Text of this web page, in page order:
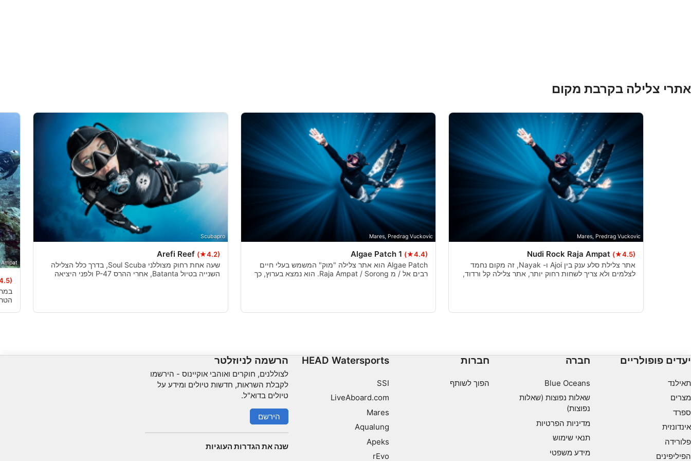
אתרי צלילה בקרבת מקום
Mares, Predrag Vuckovic
Nudi Rock Raja Ampat (★4.5)
אתר צלילת סלע ענק בין Ajoi ו- Nayak, זה מקום נחמד
לצלמים ולא צריך לשחות רחוק יותר, אתר צלילה קל ורדוד,
Mares, Predrag Vuckovic
Algae Patch 1 (★4.4)
Algae Patch הוא אתר צלילה "מוק" המשמש בעלי חיים
רבים אל / מ Raja Ampat / Sorong. הוא נמצא בערוץ, כך
Scubapro
Arefi Reef (★4.2)
שעה אחת רחוק מצוללני Soul Scuba, בדרך כלל הצלילה
השנייה בטיול Batanta, אחרי ההרס P-47 ולפני היציאה
יעדים פופולריים
תאילנד
מצרים
ספרד
אינדונזית
פלורידה
הפיליפינים
חברה
Blue Oceans
שאלות נפוצות (שאלות
נפוצות)
מדיניות הפרטיות
תנאי שימוש
מידע משפטי
חברות
הפוך לשותף
HEAD Watersports
SSI
LiveAboard.com
Mares
Aqualung
Apeks
rEvo
הרשמה לניוזלטר
לצוללנים, חוקרים ואוהבי אוקיינוס ​​- הירשמו
לקבלת השראות, חדשות טיולים ומידע על
טיולים בדוא"ל.
הירשם
שנה את הגדרות העוגיות
ביצועים
פונקציונלי
שיווק